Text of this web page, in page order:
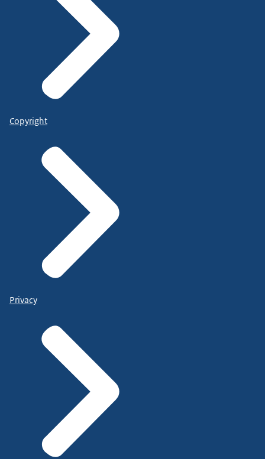
Copyright
Privacy